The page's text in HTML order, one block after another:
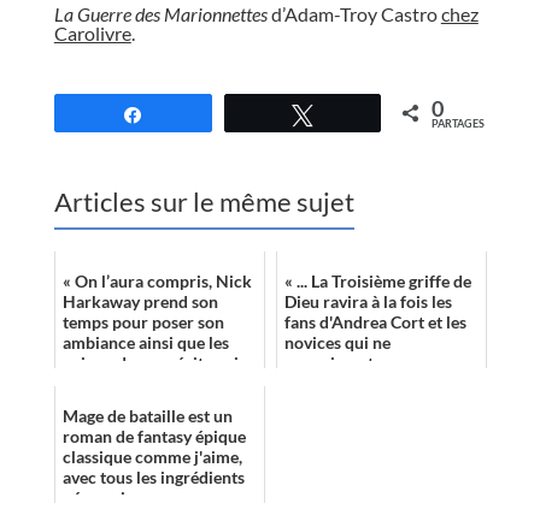
La Guerre des Marionnettesd’Adam-Troy Castrochez
Carolivre.
0
PARTAGES
Articles sur le même sujet
« On l’aura compris, Nick
Harkaway prend son
temps pour poser son
ambiance ainsi que les
enjeux de son récit, mais
« ... La Troisième griffe de
Dieu ravira à la fois les
fans d'Andrea Cort et les
novices qui ne
connaissent pas ou
Mage de bataille est un
roman de fantasy épique
classique comme j'aime,
avec tous les ingrédients
nécessaires pour une